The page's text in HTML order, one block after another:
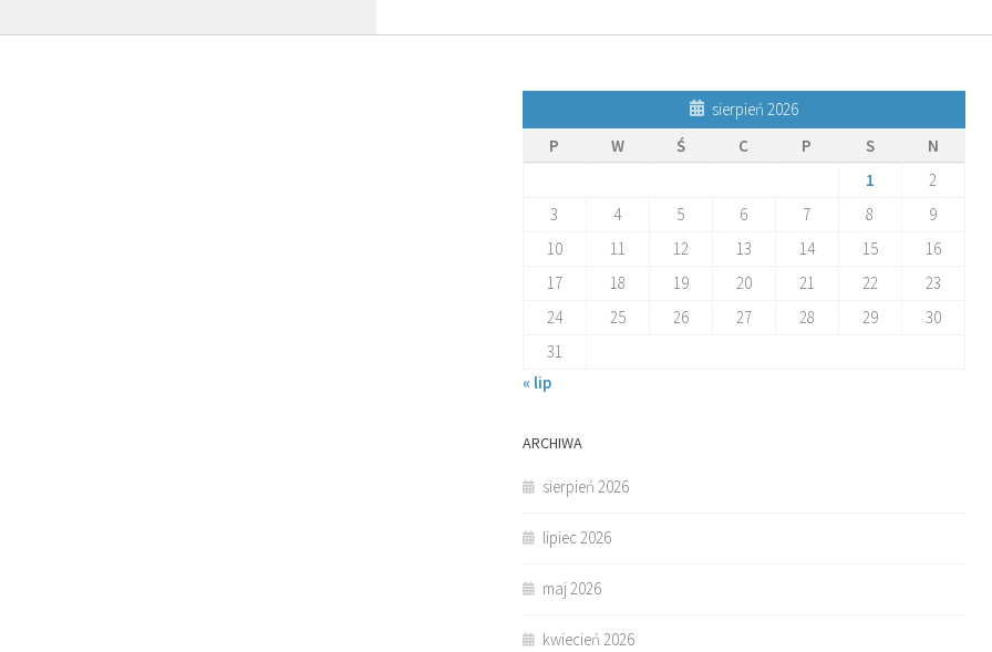
sierpień 2026
P
W Ś C P S
N
1
2
3
4 5 6 7 8
9
10
11 12 13 14 15
16
17
18 19 20 21 22
23
24
25 26 27 28 29
30
31
« lip
ARCHIWA
sierpień 2026
lipiec 2026
maj 2026
kwiecień 2026